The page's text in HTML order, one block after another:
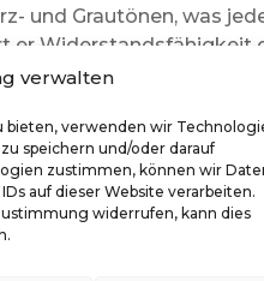
verwalten
verwenden wir
speichern und/oder darauf
zustimmen, können wir
auf dieser Website verarbeiten.
widerrufen, kann dies
und Grautönen, was
er
Flipper zu passen, mit
hinzu, die